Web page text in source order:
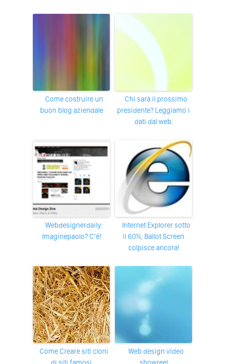
Come costruire un
buon blog aziendale
Chi sarà il prossimo
presidente? Leggiamo i
dati dal web.
Webdesignerdaily:
Imaginepaolo? C’è!
Internet Explorer sotto
il 60%, Ballot Screen
colpisce ancora!
come Creare siti cloni
di siti famosi
web design video
showreel